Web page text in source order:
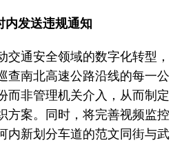
内发送违规通知
交通安全领域的数字化转型，
查南北高速公路沿线的每一公
而非管理机关介入，从而制定
方案。同时，将完善视频监控
内新划分车道的范文同街与武